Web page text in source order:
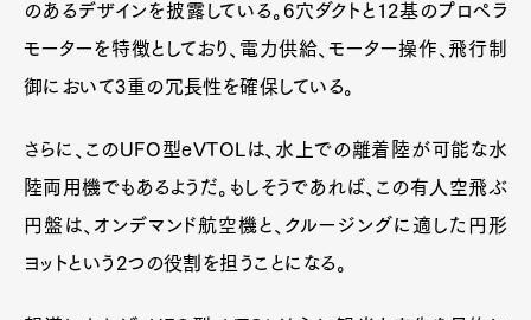
のあるデザインを披露している。6穴ダクトと12基のプロペラ
モーターを特徴としており、電力供給、モーター操作、飛行制
御において3重の冗長性を確保している。
さらに、このUFO型eVTOLは、水上での離着陸が可能な水
陸両用機でもあるようだ。もしそうであれば、この有人空飛ぶ
円盤は、オンデマンド航空機と、クルージングに適した円形
ヨットという2つの役割を担うことになる。